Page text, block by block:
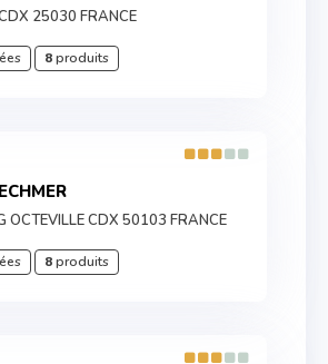
25030 FRANCE
8produits
OCTEVILLE CDX 50103 FRANCE
8produits